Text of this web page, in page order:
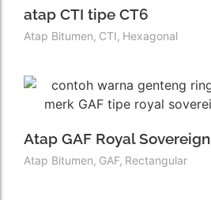
atap CTI tipe CT6
Atap Bitumen, CTI, Hexagonal
Atap GAF Royal Sovereign
Atap Bitumen, GAF, Rectangular